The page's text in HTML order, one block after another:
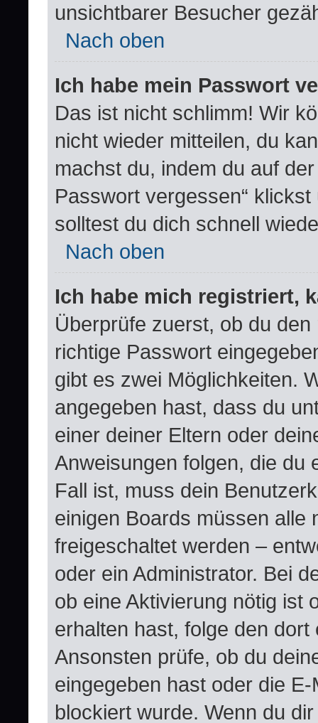
unsichtbarer Besucher
Nach oben
Ich habe mein Passwort
Das ist nicht schlimm! Wir
nicht wieder mitteilen, du
machst du, indem du auf
Passwort vergessen“
solltest du dich schnell
Nach oben
Ich habe mich registriert,
Überprüfe zuerst, ob du
richtige Passwort
gibt es zwei Möglichkeiten.
angegeben hast, dass du
einer deiner Eltern oder
Anweisungen folgen, die du
Fall ist, muss dein
einigen Boards müssen alle
freigeschaltet werden –
oder ein Administrator. Bei
ob eine Aktivierung nötig ist
erhalten hast, folge den
Ansonsten prüfe, ob du
eingegeben hast oder die
blockiert wurde. Wenn du